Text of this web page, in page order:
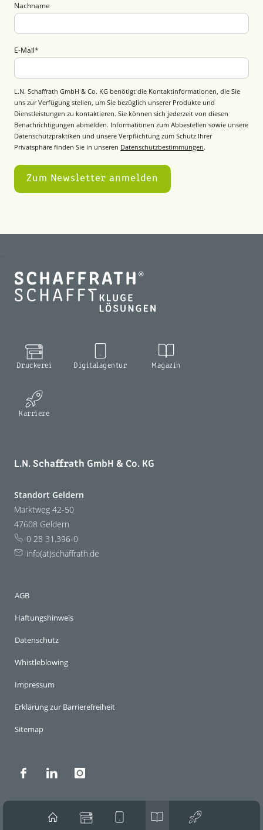
Nachname
E-Mail*
L.N. Schaffrath GmbH & Co. KG benötigt die Kontaktinformationen, die Sie
uns zur Verfügung stellen, um Sie bezüglich unserer Produkte und
Dienstleistungen zu kontaktieren. Sie können sich jederzeit von diesen
Benachrichtigungen abmelden. Informationen zum Abbestellen sowie unsere
Datenschutzpraktiken und unsere Verpflichtung zum Schutz Ihrer
Privatsphäre finden Sie in unseren Datenschutzbestimmungen.
Druckerei Digitalagentur Magazin
Karriere
L.N. Schaffrath GmbH & Co. KG
Standort Geldern
Marktweg 42-50
47608 Geldern
0 28 31.396-0
info(at)schaffrath.de
AGB
Haftungshinweis
Datenschutz
Whistleblowing
Impressum
Erklärung zur Barrierefreiheit
Sitemap